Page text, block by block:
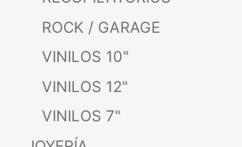
ROCK / GARAGE
VINILOS 10"
VINILOS 12"
VINILOS 7"